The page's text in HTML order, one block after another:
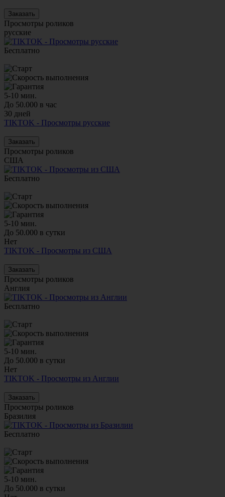
Заказать
Просмотры роликов
русские
Бесплатно
5-10 мин.
До 50.000 в час
30 дней
TIKTOK - Просмотры русские
Заказать
Просмотры роликов
США
Бесплатно
5-10 мин.
До 50.000 в сутки
Нет
TIKTOK - Просмотры из США
Заказать
Просмотры роликов
Англия
Бесплатно
5-10 мин.
До 50.000 в сутки
Нет
TIKTOK - Просмотры из Англии
Заказать
Просмотры роликов
Бразилия
Бесплатно
5-10 мин.
До 50.000 в сутки